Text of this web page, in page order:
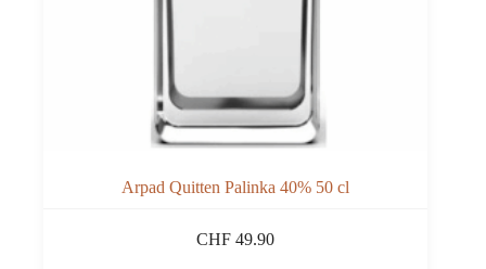
Arpad Quitten Palinka 40% 50 cl
CHF 49.90